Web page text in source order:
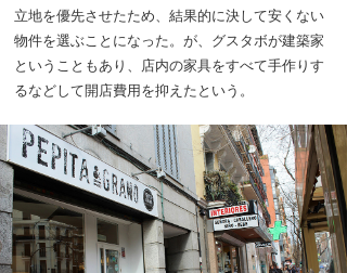
立地を優先させたため、結果的に決して安くない
物件を選ぶことになった。が、グスタボが建築家
ということもあり、店内の家具をすべて手作りす
るなどして開店費用を抑えたという。